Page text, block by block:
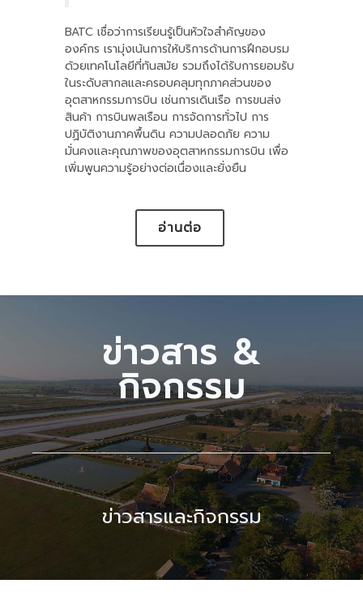
BATC เชื่อว่าการเรียนรู้เป็นหัวใจสำคัญของ
องค์กร เรามุ่งเน้นการให้บริการด้านการฝึกอบรม
ด้วยเทคโนโลยีที่ทันสมัย รวมถึงได้รับการยอมรับ
ในระดับสากลและครอบคลุมทุกภาคส่วนของ
อุตสาหกรรมการบิน เช่นการเดินเรือ การขนส่ง
สินค้า การบินพลเรือน การจัดการทั่วไป การ
ปฏิบัติงานภาคพื้นดิน ความปลอดภัย ความ
มั่นคงและคุณภาพของอุตสาหกรรมการบิน เพื่อ
เพิ่มพูนความรู้อย่างต่อเนื่องและยั่งยืน
อ่านต่อ
ข่าวสาร &
กิจกรรม
ข่าวสารและกิจกรรม